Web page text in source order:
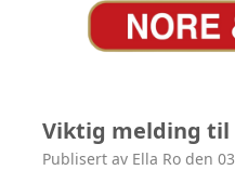
Viktig melding
Publisert av Ella Ro den